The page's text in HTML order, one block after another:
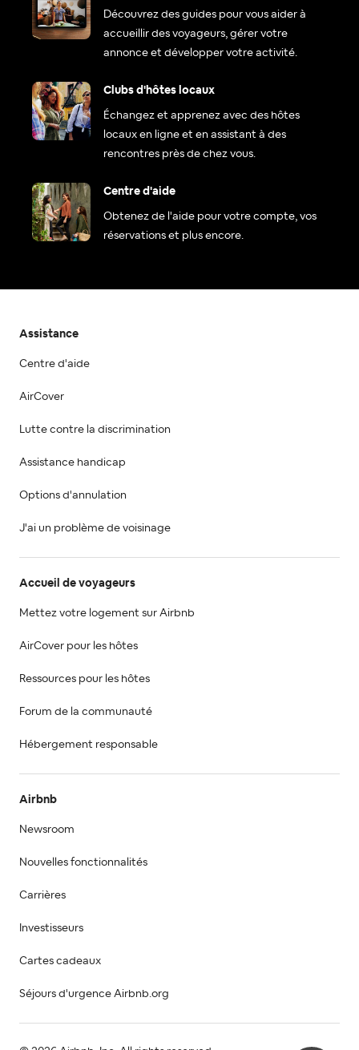
Découvrez des guides pour vous aider à
accueillir des voyageurs, gérer votre
annonce et développer votre activité.
Clubs d'hôtes locaux
Échangez et apprenez avec des hôtes
locaux en ligne et en assistant à des
rencontres près de chez vous.
Centre d'aide
Obtenez de l'aide pour votre compte, vos
réservations et plus encore.
Assistance
Centre d'aide
AirCover
Lutte contre la discrimination
Assistance handicap
Options d'annulation
J'ai un problème de voisinage
Accueil de voyageurs
Mettez votre logement sur Airbnb
AirCover pour les hôtes
Ressources pour les hôtes
Forum de la communauté
Hébergement responsable
Airbnb
Newsroom
Nouvelles fonctionnalités
Carrières
Investisseurs
Cartes cadeaux
Séjours d'urgence Airbnb.org